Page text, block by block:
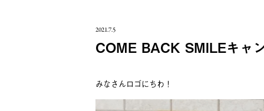
2021.7.5
COME BACK SMILEキャ
みなさんロゴにちわ！